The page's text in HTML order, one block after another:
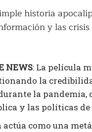
historia
y las
NEWS: La película
la
la
y las políticas de
actúa como una